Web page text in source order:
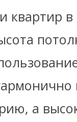
в
а